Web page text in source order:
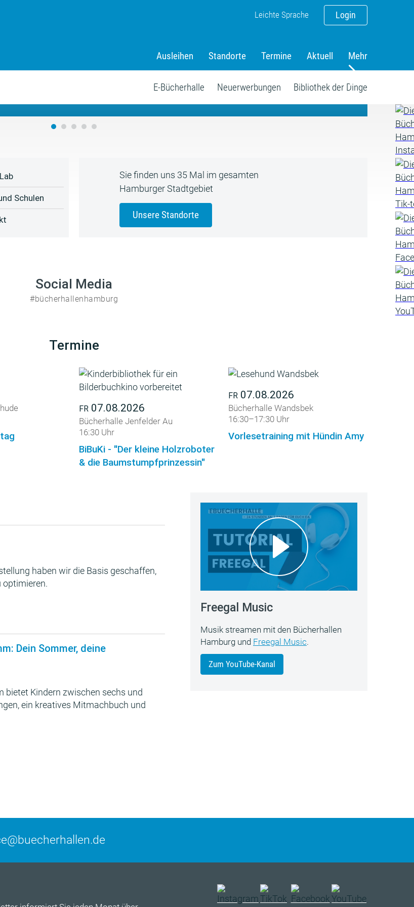
Login
Leichte Sprache
Ausleihen Standorte Termine Aktuell Mehr
E-Bücherhalle Neuerwerbungen Bibliothek der Dinge
Sommerferienprogramm
Schulen
Sie finden uns 35 Mal im gesamten
Hamburger Stadtgebiet
Unsere Standorte
Social Media
#bücherhallenhamburg
Termine
FR 07.08.2026
Bücherhalle Jenfelder Au
16:30 Uhr
BiBuKi - "Der kleine Holzroboter
& die Baumstumpfprinzessin"
FR 07.08.2026
Bücherhalle Wandsbek
16:30–17:30 Uhr
Vorlesetraining mit Hündin Amy
haben wir die Basis geschaffen,
optimieren.
Dein Sommer, deine
bietet Kindern zwischen sechs und
ein kreatives Mitmachbuch und
Freegal Music
Musik streamen mit den Bücherhallen
Hamburg und Freegal Music.
Zum YouTube-Kanal